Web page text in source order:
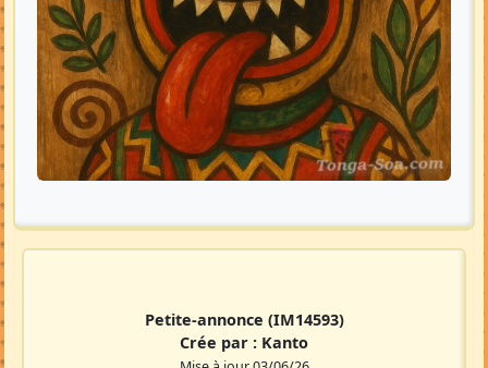
Petite-annonce (IM14593)
Crée par : Kanto